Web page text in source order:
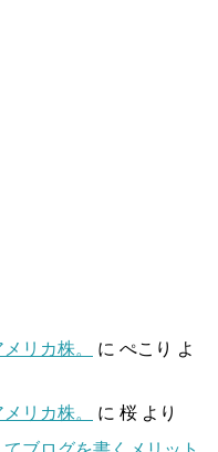
リカ株。 に ぺこり よ
リカ株。
に 桜 より